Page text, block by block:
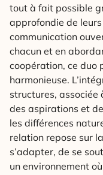
tout à fait possible
approfondie de
communication
chacun et en
coopération, ce duo
harmonieuse.
structures, associée
des aspirations et
les différences
relation repose sur
s’adapter, de se
un environnement